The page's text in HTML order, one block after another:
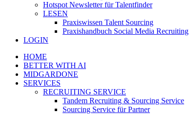
Hotspot Newsletter für Talentfinder
LESEN
Praxiswissen Talent Sourcing
Praxishandbuch Social Media Recruiting
LOGIN
HOME
BETTER WITH AI
MIDGARDONE
SERVICES
RECRUITING SERVICE
Tandem Recruiting & Sourcing Service
Sourcing Service für Partner